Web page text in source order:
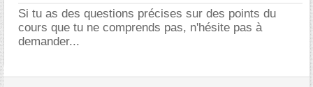
Si tu as des questions précises sur des points du
cours que tu ne comprends pas, n'hésite pas à
demander...